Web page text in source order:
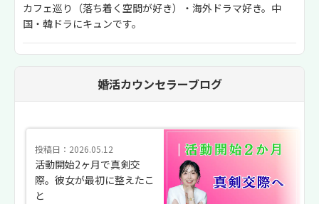
カフェ巡り（落ち着く空間が好き）・海外ドラマ好き。中
国・韓ドラにキュンです。
婚活カウンセラーブログ
投稿日：2026.05.12
活動開始2ヶ月で真剣交
際。彼女が最初に整えたこ
と